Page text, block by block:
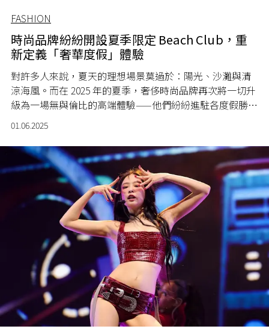
FASHION
時尚品牌紛紛開設夏季限定 Beach Club，重
新定義「奢華度假」體驗
對許多人來說，夏天的理想場景莫過於：陽光、沙灘與清
涼海風。而在 2025 年的夏季，奢侈時尚品牌再次將一切升
級為一場無與倫比的高端體驗——他們紛紛進駐各度假勝
地，打造品牌專屬的期間限定 Beach Club，重新定義「奢
華度假」的樣貌。
01.06.2025